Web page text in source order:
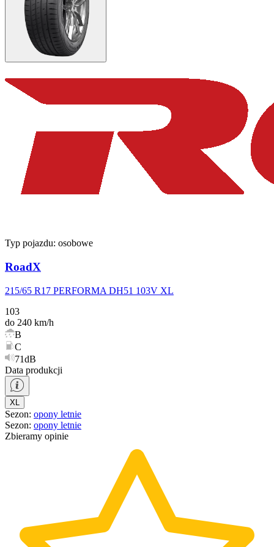
Typ pojazdu: osobowe
RoadX
215/65 R17 PERFORMA DH51 103V XL
103
do 240 km/h
B
C
71dB
Data produkcji
XL
Sezon: opony letnie
Sezon: opony letnie
Zbieramy opinie